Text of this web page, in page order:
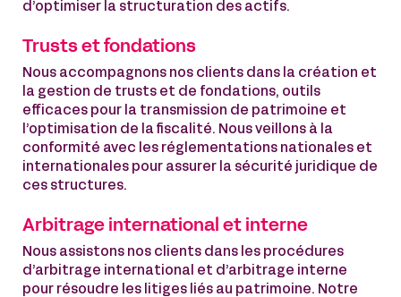
d’optimiser la structuration des actifs.
Trusts et fondations
Nous accompagnons nos clients dans la création et
la gestion de trusts et de fondations, outils
efficaces pour la transmission de patrimoine et
l’optimisation de la fiscalité. Nous veillons à la
conformité avec les réglementations nationales et
internationales pour assurer la sécurité juridique de
ces structures.
Arbitrage international et interne
Nous assistons nos clients dans les procédures
d’arbitrage international et d’arbitrage interne
pour résoudre les litiges liés au patrimoine. Notre